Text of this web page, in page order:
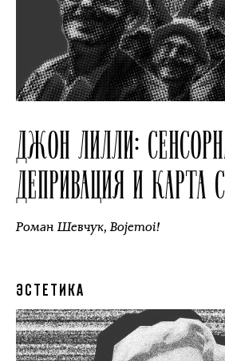
ДЖОН ЛИЛЛИ:
ДЕПРИВАЦИЯ И КАРТА
Роман Шевчук,Bojemoi!
ЭСТЕТИКА